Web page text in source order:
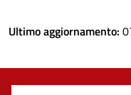
Ultimo aggiornamento: